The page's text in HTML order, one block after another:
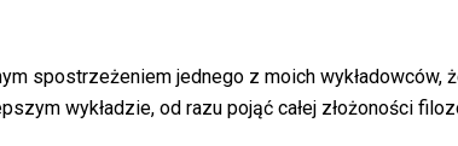
spostrzeżeniem jednego z moich wykładowców,
wykładzie, od razu pojąć całej złożoności